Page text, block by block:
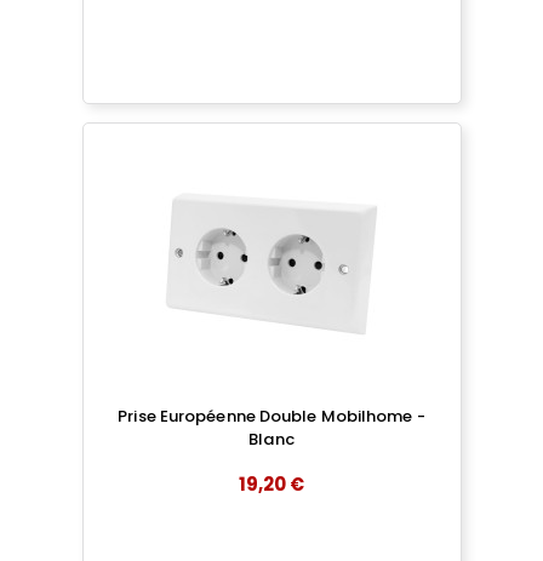
Prise Européenne Double Mobilhome -
Blanc
19,20 €